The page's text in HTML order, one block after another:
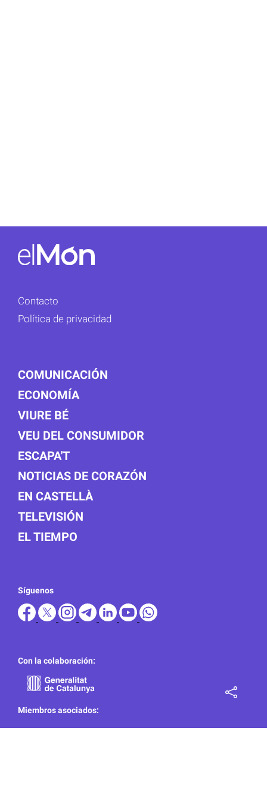
Contacto
Política de privacidad
COMUNICACIÓN
ECONOMÍA
VIURE BÉ
VEU DEL CONSUMIDOR
ESCAPA'T
NOTICIAS DE CORAZÓN
EN CASTELLÀ
TELEVISIÓN
EL TIEMPO
Síguenos
Con la colaboración:
Miembros asociados: